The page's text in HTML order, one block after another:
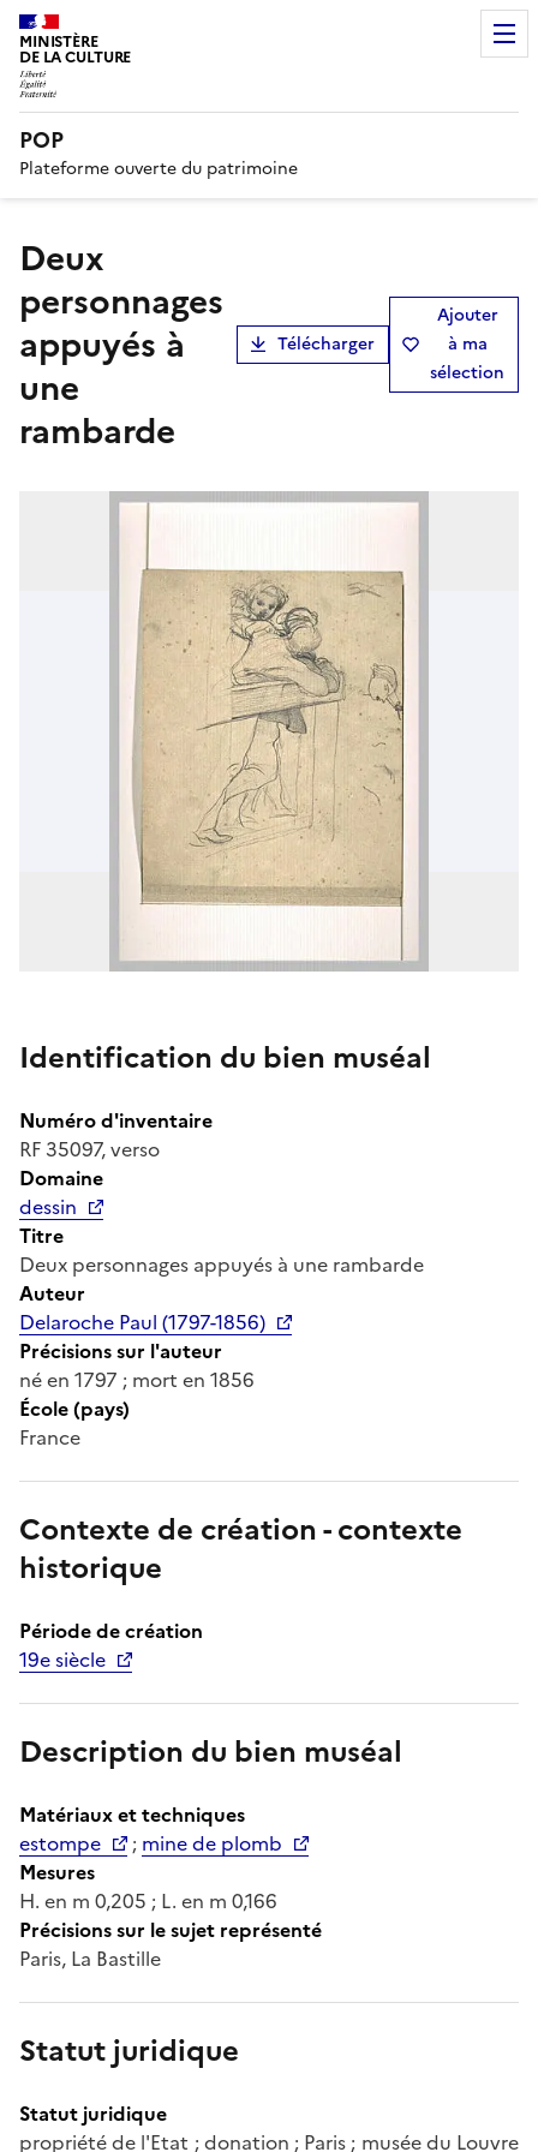
MINISTÈRE
DE LA CULTURE
POP
Plateforme ouverte du patrimoine
Deux
personnages
appuyés à
une
rambarde
Télécharger
Ajouter
à ma
sélection
Identification du bien muséal
Numéro d'inventaire
RF 35097, verso
Domaine
dessin
Titre
Deux personnages appuyés à une rambarde
Auteur
Delaroche Paul (1797-1856)
Précisions sur l'auteur
né en 1797 ; mort en 1856
École (pays)
France
Contexte de création - contexte
historique
Période de création
19e siècle
Description du bien muséal
Matériaux et techniques
estompe
; mine de plomb
Mesures
H. en m 0,205 ; L. en m 0,166
Précisions sur le sujet représenté
Paris, La Bastille
Statut juridique
Statut juridique
propriété de l'Etat ; donation ; Paris ; musée du Louvre